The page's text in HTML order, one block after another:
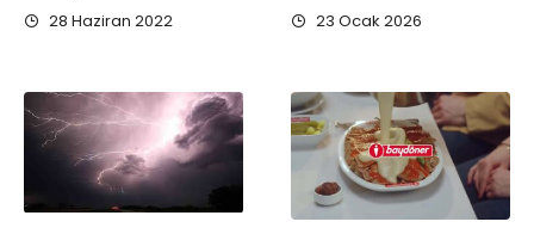
28 Haziran 2022 23 Ocak 2026